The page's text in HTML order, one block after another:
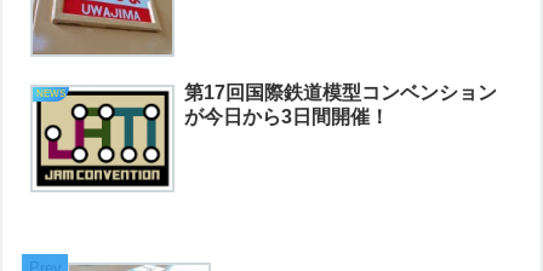
NEWS
第17回国際鉄道模型コンベンション
が今日から3日間開催！